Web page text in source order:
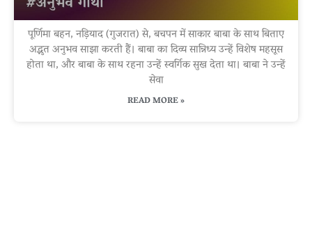
पूर्णिमा बहन, नड़ियाद (गुजरात) से, बचपन में साकार बाबा के साथ बिताए
अद्भुत अनुभव साझा करती हैं। बाबा का दिव्य सान्निध्य उन्हें विशेष महसूस
होता था, और बाबा के साथ रहना उन्हें स्वर्गिक सुख देता था। बाबा ने उन्हें
सेवा
READ MORE »